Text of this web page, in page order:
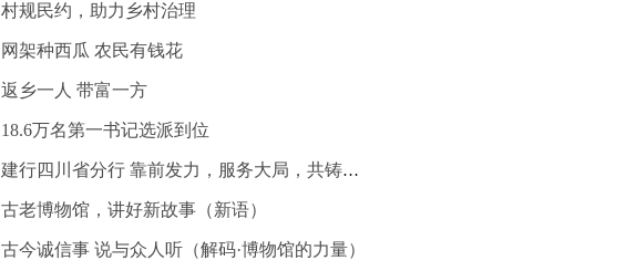
村规民约，助力乡村治理
网架种西瓜 农民有钱花
返乡一人 带富一方
18.6万名第一书记选派到位
建行四川省分行 靠前发力，服务大局，共铸市场“稳定器”
古老博物馆，讲好新故事（新语）
古今诚信事 说与众人听（解码·博物馆的力量）